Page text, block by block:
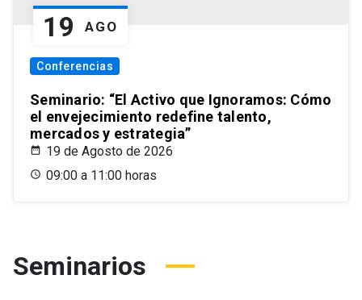
19 AGO
Conferencias
Seminario: “El Activo que Ignoramos: Cómo
el envejecimiento redefine talento,
mercados y estrategia”
19 de Agosto de 2026
09:00 a 11:00 horas
Seminarios